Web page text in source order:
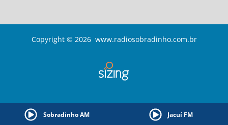
Copyright © 2026 www.radiosobradinho.com.br
Sobradinho AM Jacuí FM